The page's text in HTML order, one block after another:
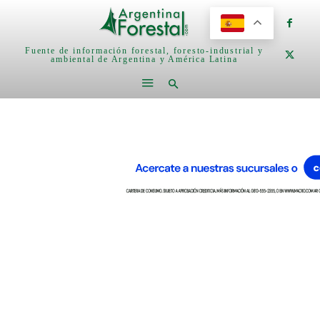
Fuente de información forestal, foresto-industrial y
ambiental de Argentina y América Latina